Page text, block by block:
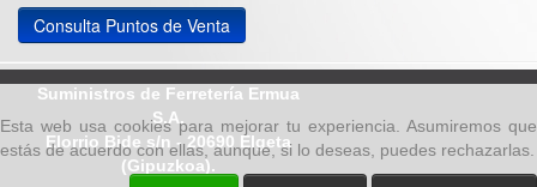
Consulta Puntos de Venta
Suministros de Ferretería Ermua
S.A.
Elorrio Bide s/n - 20690 Elgeta
(Gipuzkoa).
Esta web usa cookies para mejorar tu experiencia. Asumiremos que
estás de acuerdo con ellas, aunque, si lo deseas, puedes rechazarlas.